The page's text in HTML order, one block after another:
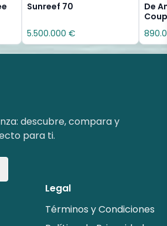
Sunreef 70
5.500.000 €
De
descubre, compara y
para ti.
Legal
Términos y Condiciones